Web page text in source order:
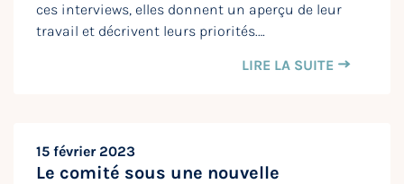
ces interviews, elles donnent un aperçu de leur
travail et décrivent leurs priorités.…
LIRE LA SUITE
15 février 2023
Le comité sous une nouvelle